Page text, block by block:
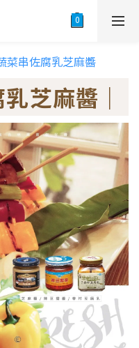
菜串佐腐乳芝麻醬
芝麻醬｜